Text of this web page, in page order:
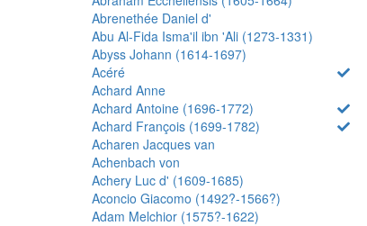
Abrenethée Daniel d'
Abu Al-Fida Isma'il ibn 'Ali (1273-1331)
Abyss Johann (1614-1697)
Acéré
Achard Anne
Achard Antoine (1696-1772)
Achard François (1699-1782)
Acharen Jacques van
Achenbach von
Achery Luc d' (1609-1685)
Aconcio Giacomo (1492?-1566?)
Adam Melchior (1575?-1622)